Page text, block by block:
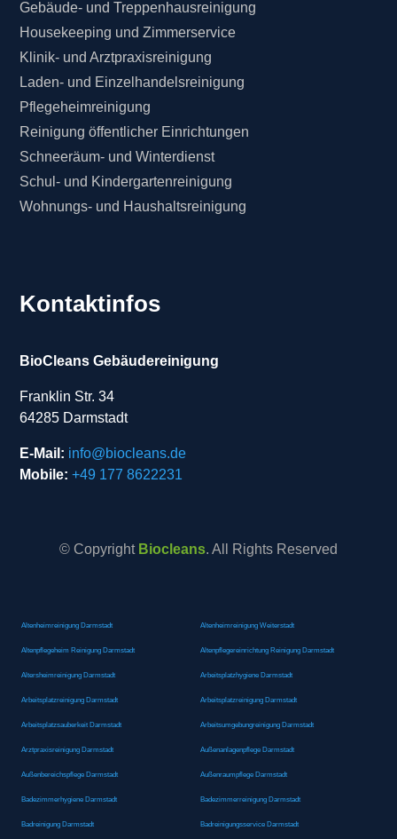
Gebäude- und Treppenhausreinigung
Housekeeping und Zimmerservice
Klinik- und Arztpraxisreinigung
Laden- und Einzelhandelsreinigung
Pflegeheimreinigung
Reinigung öffentlicher Einrichtungen
Schneeräum- und Winterdienst
Schul- und Kindergartenreinigung
Wohnungs- und Haushaltsreinigung
Kontaktinfos
BioCleans Gebäudereinigung
Franklin Str. 34
64285 Darmstadt
E-Mail: info@biocleans.de
Mobile: +49 177 8622231
© Copyright Biocleans. All Rights Reserved
Altenheimreinigung Darmstadt Altenheimreinigung Weiterstadt
Altenpflegeheim Reinigung Darmstadt Altenpflegereinrichtung Reinigung Darmstadt
Altersheimreinigung Darmstadt Arbeitsplatzhygiene Darmstadt
Arbeitsplatzreinigung Darmstadt Arbeitsplatzreinigung Darmstadt
Arbeitsplatzsauberkeit Darmstadt Arbeitsumgebungreinigung Darmstadt
Arztpraxisreinigung Darmstadt Außenanlagenpflege Darmstadt
Außenbereichspflege Darmstadt Außenraumpflege Darmstadt
Badezimmerhygiene Darmstadt Badezimmerreinigung Darmstadt
Badreinigung Darmstadt Badreinigungsservice Darmstadt